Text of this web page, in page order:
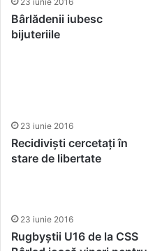
Bârlădenii iubesc
bijuteriile
23 iunie 2016
Recidiviști cercetați în
stare de libertate
23 iunie 2016
Rugbyștii U16 de la CSS